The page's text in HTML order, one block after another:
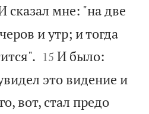
сказал мне: "на две
и утр; и тогда


15 И было:
это видение и
вот, стал предо